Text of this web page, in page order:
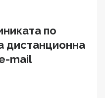
по
дистанционна
mail